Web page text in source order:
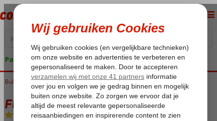
Pakketgarantie
Home
Bulgarije Zwarte Zee Nessebar Fly & Go Aqua Paradise Resort
Fly & Go Aqua Paradise Resort
All Inclusive- Hotel